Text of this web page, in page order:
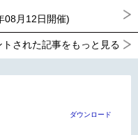
08月12日開催)
された記事をもっと見る
ダウンロード